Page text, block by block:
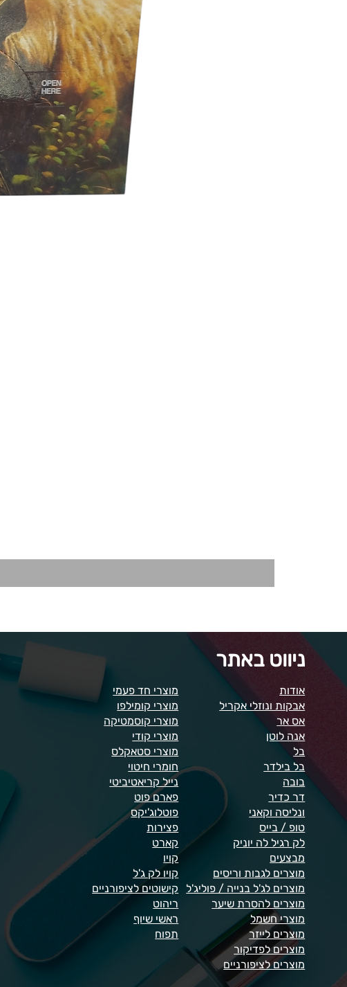
ניווט באתר
מוצרי חד פעמי
מוצרי קומילפו
מוצרי קוסמטיקה
מוצרי קודי
מוצרי סטאקלס
חומרי חיטוי
נייל קריאטיביטי
פארם פוט
פוטלוג'יקס
פצירות
קארט
קויו
קויו לק ג'ל
קישוטים לציפורניים
ריהוט
ראשי שיוף
תפוח
אודות
אבקות ונוזלי אקריל
אס אר
אנה לוטן
בל
בל בילדר
בובה
דר כדיר
ונליסה וקאני
טופ / בייס
לק רגיל לה יוניק
מבצעים
מוצרים לגבות וריסים
מוצרים לג'ל בנייה / פוליג'ל
מוצרים להסרת שיער
מוצרי חשמל
מוצרים לייזר
מוצרים לפדיקור
מוצרים לציפורניים